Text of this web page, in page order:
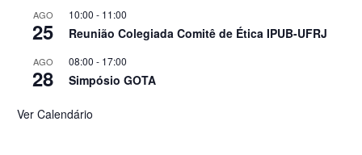
AGO
25
10:00 - 11:00
Reunião Colegiada Comitê de Ética IPUB-UFRJ
AGO
28
08:00 - 17:00
Simpósio GOTA
Ver Calendário